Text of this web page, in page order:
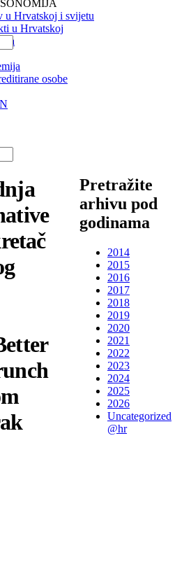
u Hrvatskoj i svijetu
u Hrvatskoj
osobe
Pretražite
arhivu pod
godinama
2014
2015
2016
2017
2018
2019
2020
2021
2022
2023
2024
2025
2026
Uncategorized
@hr